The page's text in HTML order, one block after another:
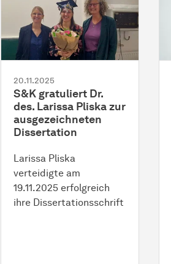
20.11.2025
S&K gratuliert Dr.
des. Larissa Pliska zur
ausgezeichneten
Dissertation
Larissa Pliska
verteidigte am
19.11.2025 erfolgreich
ihre Dissertationsschrift